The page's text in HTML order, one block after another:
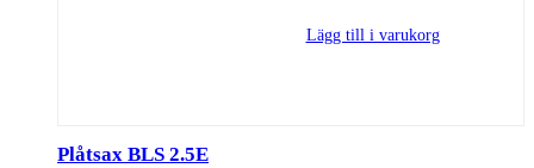
Lägg till i varukorg
Plåtsax BLS 2.5E